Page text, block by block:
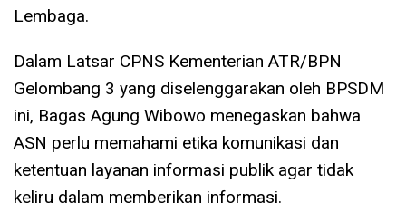
Lembaga.
Dalam Latsar CPNS Kementerian ATR/BPN
Gelombang 3 yang diselenggarakan oleh BPSDM
ini, Bagas Agung Wibowo menegaskan bahwa
ASN perlu memahami etika komunikasi dan
ketentuan layanan informasi publik agar tidak
keliru dalam memberikan informasi.